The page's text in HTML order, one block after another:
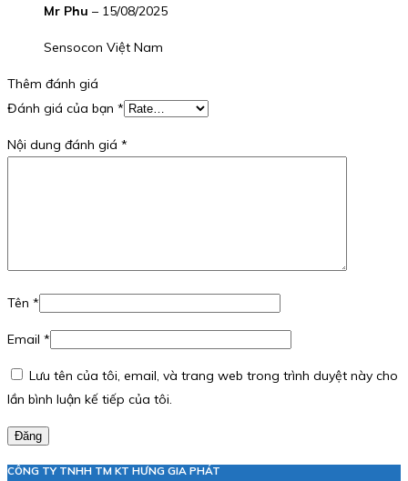
Mr Phu – 15/08/2025
Sensocon Việt Nam
Thêm đánh giá
Đánh giá của bạn *
Nội dung đánh giá *
Tên *
Email *
Lưu tên của tôi, email, và trang web trong trình duyệt này cho
lần bình luận kế tiếp của tôi.
Đăng
CÔNG TY TNHH TM KT HƯNG GIA PHÁT